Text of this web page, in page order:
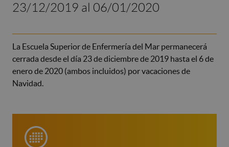
23/12/2019 al 06/01/2020
La Escuela Superior de Enfermería del Mar permanecerá
cerrada desde el día 23 de diciembre de 2019 hasta el 6 de
enero de 2020 (ambos incluidos) por vacaciones de
Navidad.